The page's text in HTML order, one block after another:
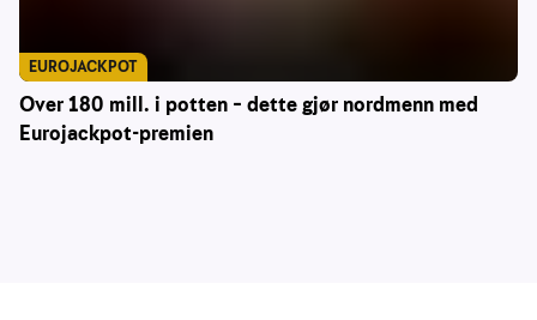
Over 180 mill. i potten – dette gjør nordmenn med
Eurojackpot-premien
EUROJACKPOT